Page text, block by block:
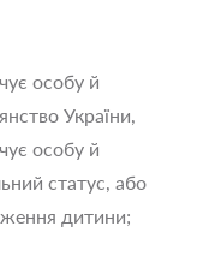
особу й
України,
особу й
статус, або
дитини;